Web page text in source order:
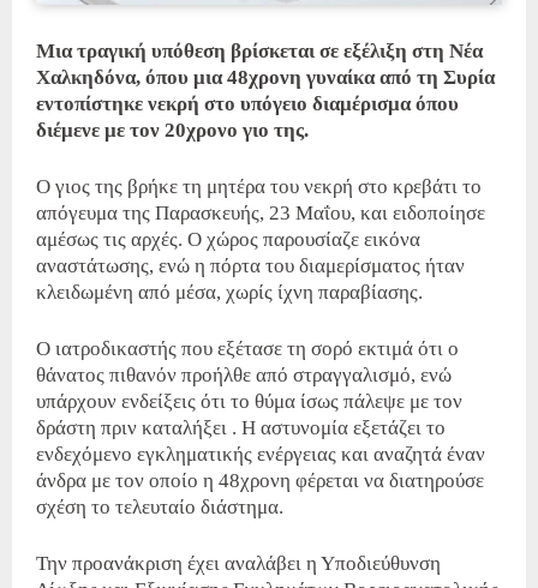
Μια τραγική υπόθεση βρίσκεται σε εξέλιξη στη Νέα
Χαλκηδόνα, όπου μια 48χρονη γυναίκα από τη Συρία
εντοπίστηκε νεκρή στο υπόγειο διαμέρισμα όπου
διέμενε με τον 20χρονο γιο της.
Ο γιος της βρήκε τη μητέρα του νεκρή στο κρεβάτι το
απόγευμα της Παρασκευής, 23 Μαΐου, και ειδοποίησε
αμέσως τις αρχές. Ο χώρος παρουσίαζε εικόνα
αναστάτωσης, ενώ η πόρτα του διαμερίσματος ήταν
κλειδωμένη από μέσα, χωρίς ίχνη παραβίασης.
Ο ιατροδικαστής που εξέτασε τη σορό εκτιμά ότι ο
θάνατος πιθανόν προήλθε από στραγγαλισμό, ενώ
υπάρχουν ενδείξεις ότι το θύμα ίσως πάλεψε με τον
δράστη πριν καταλήξει . Η αστυνομία εξετάζει το
ενδεχόμενο εγκληματικής ενέργειας και αναζητά έναν
άνδρα με τον οποίο η 48χρονη φέρεται να διατηρούσε
σχέση το τελευταίο διάστημα.
Την προανάκριση έχει αναλάβει η Υποδιεύθυνση